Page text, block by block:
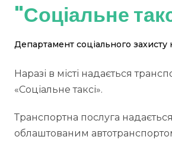
"Соціальне
Департамент соціального захисту
Наразі в місті надається
«Соціальне таксі».
Транспортна послуга
облаштованим